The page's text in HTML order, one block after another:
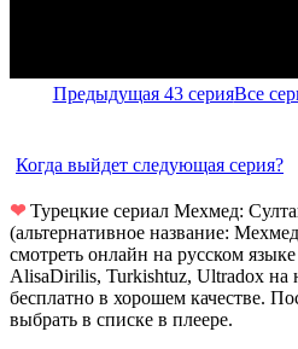
Предыдущая 43 серияВсе
Когда выйдет следующая серия?
❤Турецкие сериал Мехмед:
(альтернативное название:
смотреть онлайн на русском
AlisaDirilis, Turkishtuz, Ultradox на
бесплатно в хорошем качестве.
выбрать в списке в плеере.